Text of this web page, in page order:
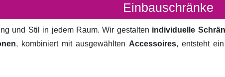
Einbauschränke
und Stil in jedem Raum. Wir gestalten individuelle
, kombiniert mit ausgewählten Accessoires, entsteht ein